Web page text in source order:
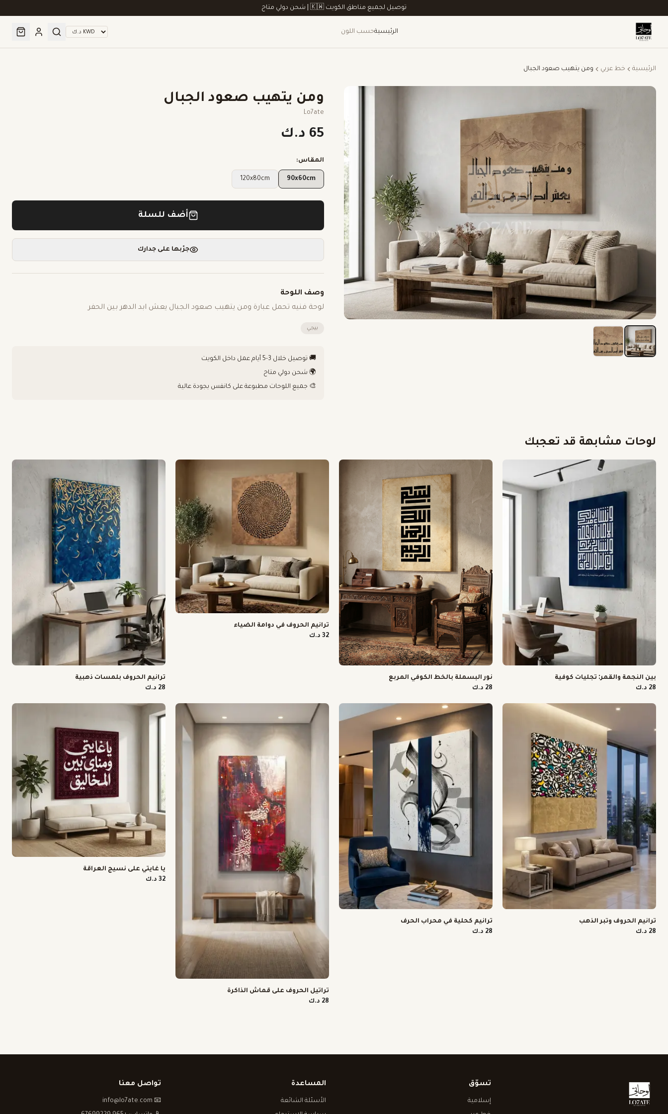
توصيل لجميع مناطق الكويت 🇰🇼 | شحن دولي متاح
الرئيسيةحسب اللون
الرئيسية خط عربي ومن يتهيب صعود الجبال
ومن يتهيب صعود الجبال
Lo7ate
65 د.ك
المقاس:
90x60cm
120x80cm
أضف للسلة
جرّبها على جدارك
وصف اللوحة
لوحة فنيه تحمل عبارة ومن يتهيب صعود الجبال يعش ابد الدهر بين الحفر
بيجي
🚚 توصيل خلال 3-5 أيام عمل داخل الكويت
🌍 شحن دولي متاح
🎨 جميع اللوحات مطبوعة على كانفس بجودة عالية
لوحات مشابهة قد تعجبك
بين النجمة والقمر: تجليات كوفية
28 د.ك
نور البسملة بالخط الكوفي المربع
28 د.ك
ترانيم الحروف في دوامة الضياء
32 د.ك
ترانيم الحروف بلمسات ذهبية
28 د.ك
ترانيم الحروف وتبر الذهب
28 د.ك
ترانيم كحلية في محراب الحرف
28 د.ك
تراتيل الحروف على قماش الذاكرة
28 د.ك
يا غايتي على نسيج العراقة
32 د.ك
تسوّق
إسلامية
المساعدة
الأسئلة الشائعة
تواصل معنا
📧 info@lo7ate.com